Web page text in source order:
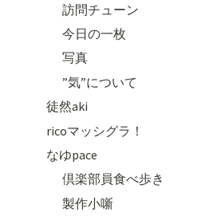
訪問チューン
今日の一枚
写真
”気”について
徒然aki
ricoマッシグラ！
なゆpace
倶楽部員食べ歩き
製作小噺